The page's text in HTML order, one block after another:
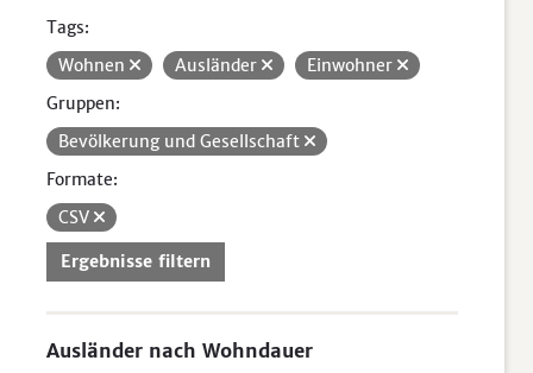
Tags:
Wohnen
Ausländer
Einwohner
Gruppen:
Bevölkerung und Gesellschaft
Formate:
CSV
Ergebnisse filtern
Ausländer nach Wohndauer